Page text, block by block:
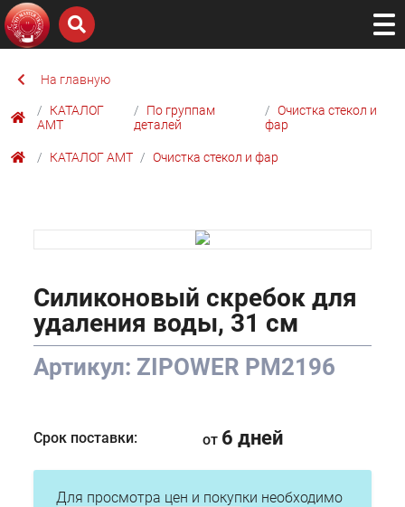
На главную
КАТАЛОГ
AMТ
По группам
деталей
Очистка стекол и
фар
КАТАЛОГ AMТ Очистка стекол и фар
Силиконовый скребок для
удаления воды, 31 см
Артикул: ZIPOWER PM2196
Срок поставки: от 6 дней
Для просмотра цен и покупки необходимо